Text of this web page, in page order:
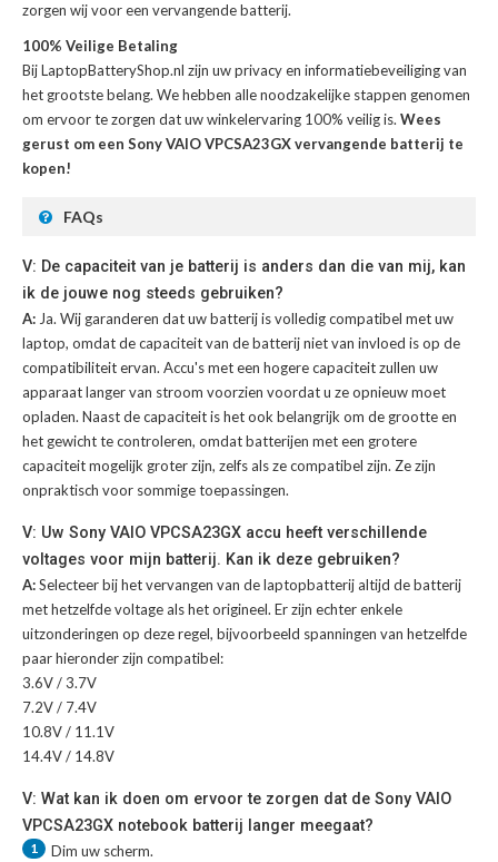
zorgen wij voor een vervangende batterij.
100% Veilige Betaling
Bij LaptopBatteryShop.nl zijn uw privacy en informatiebeveiliging van
het grootste belang. We hebben alle noodzakelijke stappen genomen
om ervoor te zorgen dat uw winkelervaring 100% veilig is. Wees
gerust om een Sony VAIO VPCSA23GX vervangende batterij te
kopen!
FAQs
V: De capaciteit van je batterij is anders dan die van mij, kan
ik de jouwe nog steeds gebruiken?
A: Ja. Wij garanderen dat uw batterij is volledig compatibel met uw
laptop, omdat de capaciteit van de batterij niet van invloed is op de
compatibiliteit ervan. Accu's met een hogere capaciteit zullen uw
apparaat langer van stroom voorzien voordat u ze opnieuw moet
opladen. Naast de capaciteit is het ook belangrijk om de grootte en
het gewicht te controleren, omdat batterijen met een grotere
capaciteit mogelijk groter zijn, zelfs als ze compatibel zijn. Ze zijn
onpraktisch voor sommige toepassingen.
V: Uw Sony VAIO VPCSA23GX accu heeft verschillende
voltages voor mijn batterij. Kan ik deze gebruiken?
A:Selecteer bij het vervangen van de laptopbatterij altijd de batterij
met hetzelfde voltage als het origineel. Er zijn echter enkele
uitzonderingen op deze regel, bijvoorbeeld spanningen van hetzelfde
paar hieronder zijn compatibel:
3.6V / 3.7V
7.2V / 7.4V
10.8V / 11.1V
14.4V / 14.8V
V: Wat kan ik doen om ervoor te zorgen dat de Sony VAIO
VPCSA23GX notebook batterij langer meegaat?
1 Dim uw scherm.